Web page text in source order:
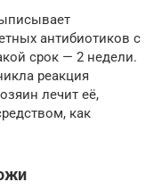
антибиотиков с
срок — 2 недели.
реакция
лечит её,
как